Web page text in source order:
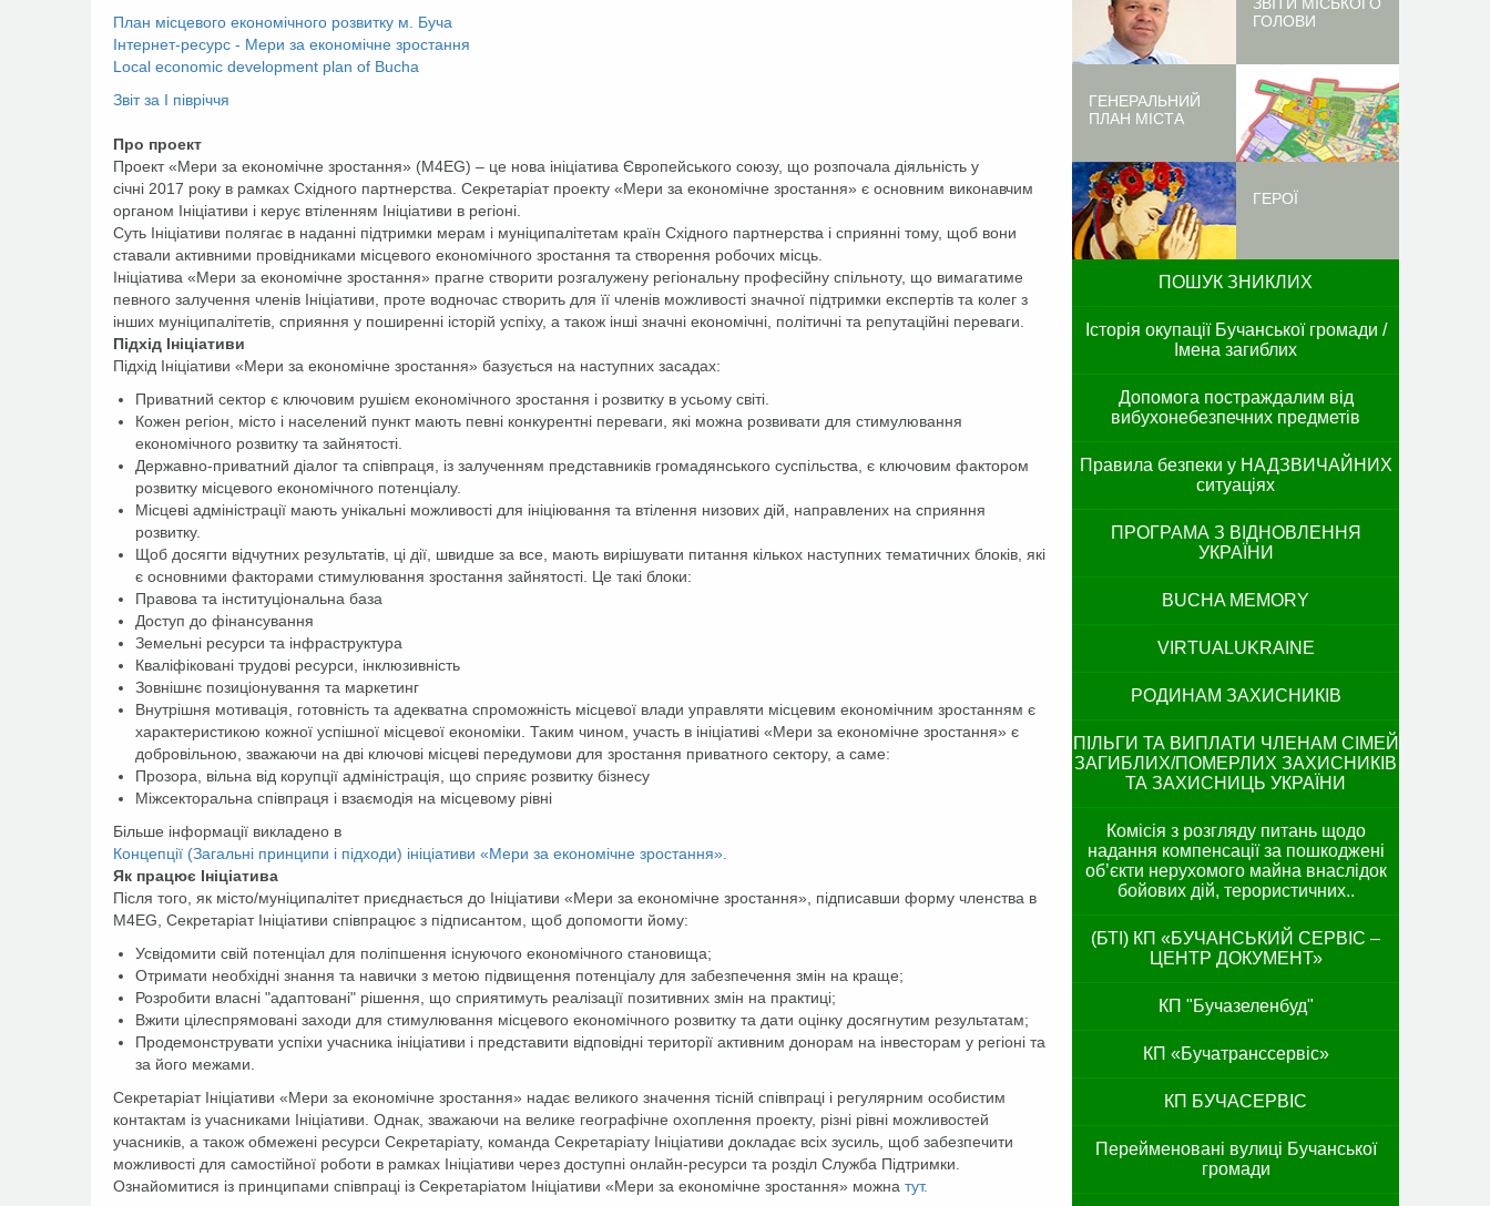
План місцевого економічного розвитку м. Буча
Інтернет-ресурс - Мери за економічне зростання
Local economic development plan of Bucha
Звіт за І півріччя
Про проект
Проект «Мери за економічне зростання» (M4EG) – це нова ініціатива Європейського союзу, що розпочала діяльність у
січні 2017 року в рамках Східного партнерства. Секретаріат проекту «Мери за економічне зростання» є основним виконавчим
органом Ініціативи і керує втіленням Ініціативи в регіоні.
Суть Ініціативи полягає в наданні підтримки мерам і муніципалітетам країн Східного партнерства і сприянні тому, щоб вони
ставали активними провідниками місцевого економічного зростання та створення робочих місць.
Ініціатива «Мери за економічне зростання» прагне створити розгалужену регіональну професійну спільноту, що вимагатиме
певного залучення членів Ініціативи, проте водночас створить для її членів можливості значної підтримки експертів та колег з
інших муніципалітетів, сприяння у поширенні історій успіху, а також інші значні економічні, політичні та репутаційні переваги.
Підхід Ініціативи
Підхід Ініціативи «Мери за економічне зростання» базується на наступних засадах:
Приватний сектор є ключовим рушієм економічного зростання і розвитку в усьому світі.
Кожен регіон, місто і населений пункт мають певні конкурентні переваги, які можна розвивати для стимулювання
економічного розвитку та зайнятості.
Державно-приватний діалог та співпраця, із залученням представників громадянського суспільства, є ключовим фактором
розвитку місцевого економічного потенціалу.
Місцеві адміністрації мають унікальні можливості для ініціювання та втілення низових дій, направлених на сприяння
розвитку.
Щоб досягти відчутних результатів, ці дії, швидше за все, мають вирішувати питання кількох наступних тематичних блоків, які
є основними факторами стимулювання зростання зайнятості. Це такі блоки:
Правова та інституціональна база
Доступ до фінансування
Земельні ресурси та інфраструктура
Кваліфіковані трудові ресурси, інклюзивність
Зовнішнє позиціонування та маркетинг
Внутрішня мотивація, готовність та адекватна спроможність місцевої влади управляти місцевим економічним зростанням є
характеристикою кожної успішної місцевої економіки. Таким чином, участь в ініціативі «Мери за економічне зростання» є
добровільною, зважаючи на дві ключові місцеві передумови для зростання приватного сектору, а саме:
Прозора, вільна від корупції адміністрація, що сприяє розвитку бізнесу
Міжсекторальна співпраця і взаємодія на місцевому рівні
Більше інформації викладено в
Концепції (Загальні принципи і підходи) ініціативи «Мери за економічне зростання».
Як працює Ініціатива
Після того, як місто/муніципалітет приєднається до Ініціативи «Мери за економічне зростання», підписавши форму членства в
M4EG, Секретаріат Ініціативи співпрацює з підписантом, щоб допомогти йому:
Усвідомити свій потенціал для поліпшення існуючого економічного становища;
Отримати необхідні знання та навички з метою підвищення потенціалу для забезпечення змін на краще;
Розробити власні "адаптовані" рішення, що сприятимуть реалізації позитивних змін на практиці;
Вжити цілеспрямовані заходи для стимулювання місцевого економічного розвитку та дати оцінку досягнутим результатам;
Продемонструвати успіхи учасника ініціативи і представити відповідні території активним донорам на інвесторам у регіоні та
за його межами.
Секретаріат Ініціативи «Мери за економічне зростання» надає великого значення тісній співпраці і регулярним особистим
контактам із учасниками Ініціативи. Однак, зважаючи на велике географічне охоплення проекту, різні рівні можливостей
учасників, а також обмежені ресурси Секретаріату, команда Секретаріату Ініціативи докладає всіх зусиль, щоб забезпечити
можливості для самостійної роботи в рамках Ініціативи через доступні онлайн-ресурси та розділ Служба Підтримки.
Ознайомитися із принципами співпраці із Секретаріатом Ініціативи «Мери за економічне зростання» можна тут.
ГОЛОВИ
ГЕНЕРАЛЬНИЙ
ПЛАН МІСТА
ГЕРОЇ
ПОШУК ЗНИКЛИХ
Історія окупації Бучанської громади /
Імена загиблих
Допомога постраждалим від
вибухонебезпечних предметів
Правила безпеки у НАДЗВИЧАЙНИХ
ситуаціях
ПРОГРАМА З ВІДНОВЛЕННЯ
УКРАЇНИ
BUCHA MEMORY
VIRTUALUKRAINE
РОДИНАМ ЗАХИСНИКІВ
ПІЛЬГИ ТА ВИПЛАТИ ЧЛЕНАМ СІМЕЙ
ЗАГИБЛИХ/ПОМЕРЛИХ ЗАХИСНИКІВ
ТА ЗАХИСНИЦЬ УКРАЇНИ
Комісія з розгляду питань щодо
надання компенсації за пошкоджені
об’єкти нерухомого майна внаслідок
бойових дій, терористичних..
(БТІ) КП «БУЧАНСЬКИЙ СЕРВІС –
ЦЕНТР ДОКУМЕНТ»
КП "Бучазеленбуд"
КП «Бучатранссервіс»
КП БУЧАСЕРВІС
Перейменовані вулиці Бучанської
громади